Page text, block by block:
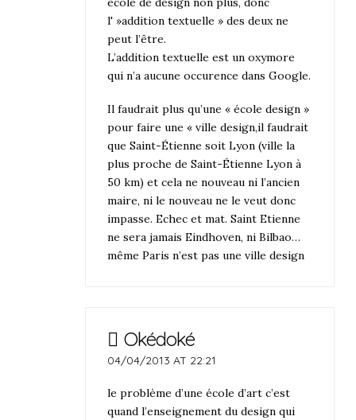
l' »addition textuelle » des deux ne
peut l’être.
L’addition textuelle est un oxymore
qui n’a aucune occurence dans Google.
Il faudrait plus qu’une « école design »
pour faire une « ville design,il faudrait
que Saint-Étienne soit Lyon (ville la
plus proche de Saint-Étienne Lyon à
50 km) et cela ne nouveau ni l’ancien
maire, ni le nouveau ne le veut donc
impasse. Echec et mat. Saint Etienne
ne sera jamais Eindhoven, ni Bilbao…
même Paris n’est pas une ville design
Okédoké
04/04/2013 AT 22:21
le problème d’une école d’art c’est
quand l’enseignement du design qui